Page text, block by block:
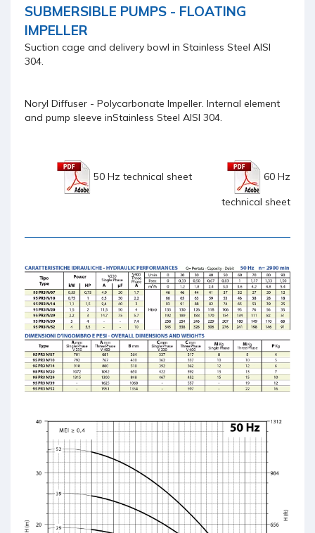
SUBMERSIBLE PUMPS - FLOATING
IMPELLER
Suction cage and delivery bowl in Stainless Steel AISI
304.
Noryl Diffuser - Polycarbonate Impeller. Internal element
and pump sleeve inStainless Steel AISI 304.
50 Hz technical sheet 60 Hz
technical sheet